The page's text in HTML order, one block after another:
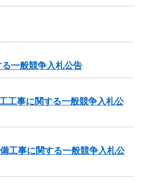
一般競争入札公告
工事に関する一般競争入札公
工事に関する一般競争入札公